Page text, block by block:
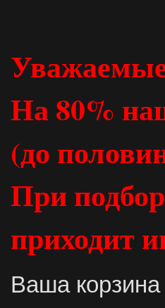
На 80%
(до
При
приходит
Ваша корзина